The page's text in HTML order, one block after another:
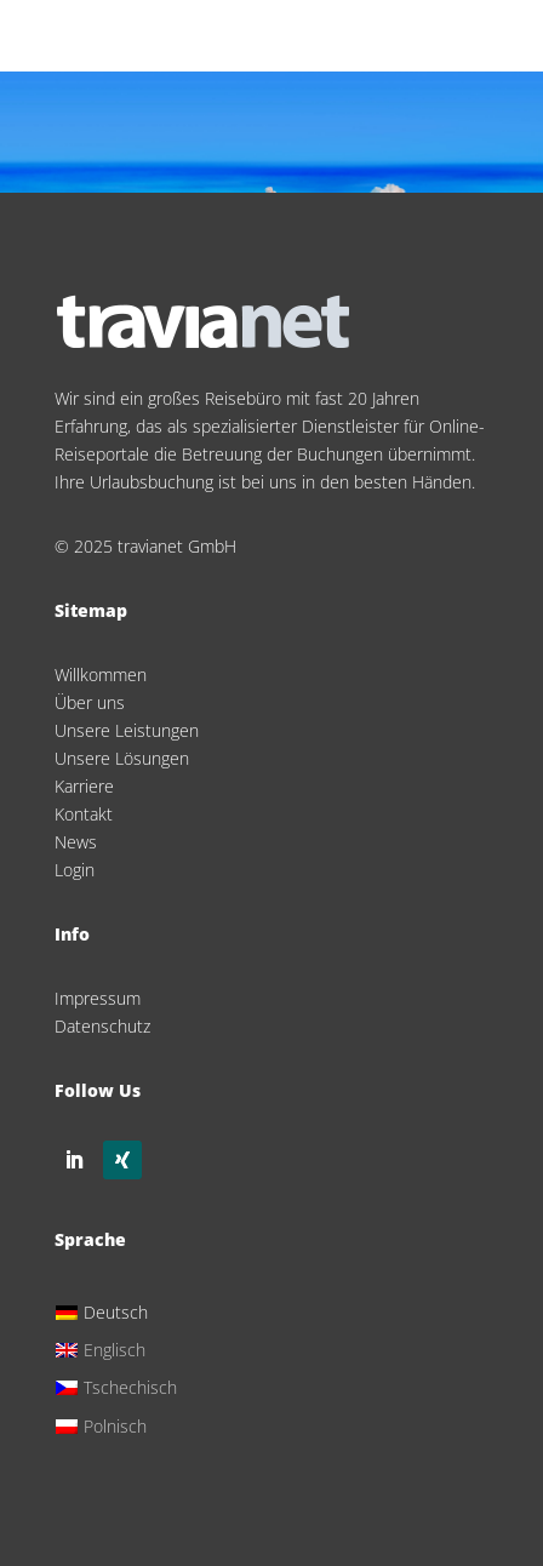
Wir sind ein großes Reisebüro mit fast 20 Jahren
Erfahrung, das als spezialisierter Dienstleister für Online-
Reiseportale die Betreuung der Buchungen übernimmt.
Ihre Urlaubsbuchung ist bei uns in den besten Händen.
© 2025 travianet GmbH
Sitemap
Willkommen
Über uns
Unsere Leistungen
Unsere Lösungen
Karriere
Kontakt
News
Login
Info
Impressum
Datenschutz
Follow Us
Sprache
Deutsch
Englisch
Tschechisch
Polnisch